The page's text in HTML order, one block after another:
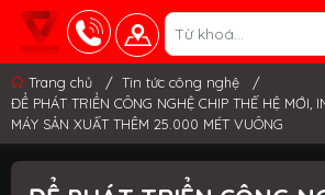
Trang chủ / Tin tức công nghệ
/
ĐỂ PHÁT TRIỂN CÔNG NGHỆ CHIP THẾ HỆ MỚI,
MÁY SẢN XUẤT THÊM 25.000 MÉT VUÔNG